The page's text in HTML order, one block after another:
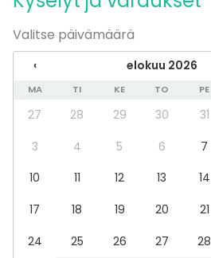
Uima-allas
Can bring a band
Parking available
Esiintymislava
Furniture
Games
Fläppi- / Valkotaulu
Muistiinpanovälineet
Tapahtumatyypit
Valitse päivämäärä
‹ elokuu 2026
MA TI KE TO PE
27 28 29 30 31
3
4 5 6 7
10
11 12 13 14
17
18 19 20 21
24
25 26 27 28